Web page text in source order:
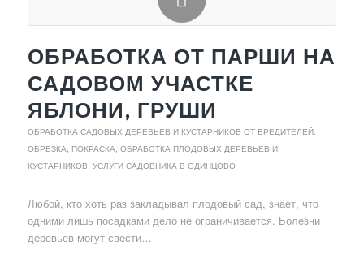
ОБРАБОТКА ОТ ПАРШИ НА
САДОВОМ УЧАСТКЕ
ЯБЛОНИ, ГРУШИ
ОБРАБОТКА САДОВЫХ ДЕРЕВЬЕВ И КУСТАРНИКОВ ОТ ВРЕДИТЕЛЕЙ,
ОБРЕЗКА, ПОКРАСКА, ОБРАБОТКА ПЛОДОВЫХ ДЕРЕВЬЕВ И
КУСТАРНИКОВ УСЛУГИ САДОВНИКА В ОДИНЦОВО
Любой, кто хоть раз закладывал плодовый сад, знает, что
одними лишь посадками дело не ограничивается. Болезни
деревьев могут свести…